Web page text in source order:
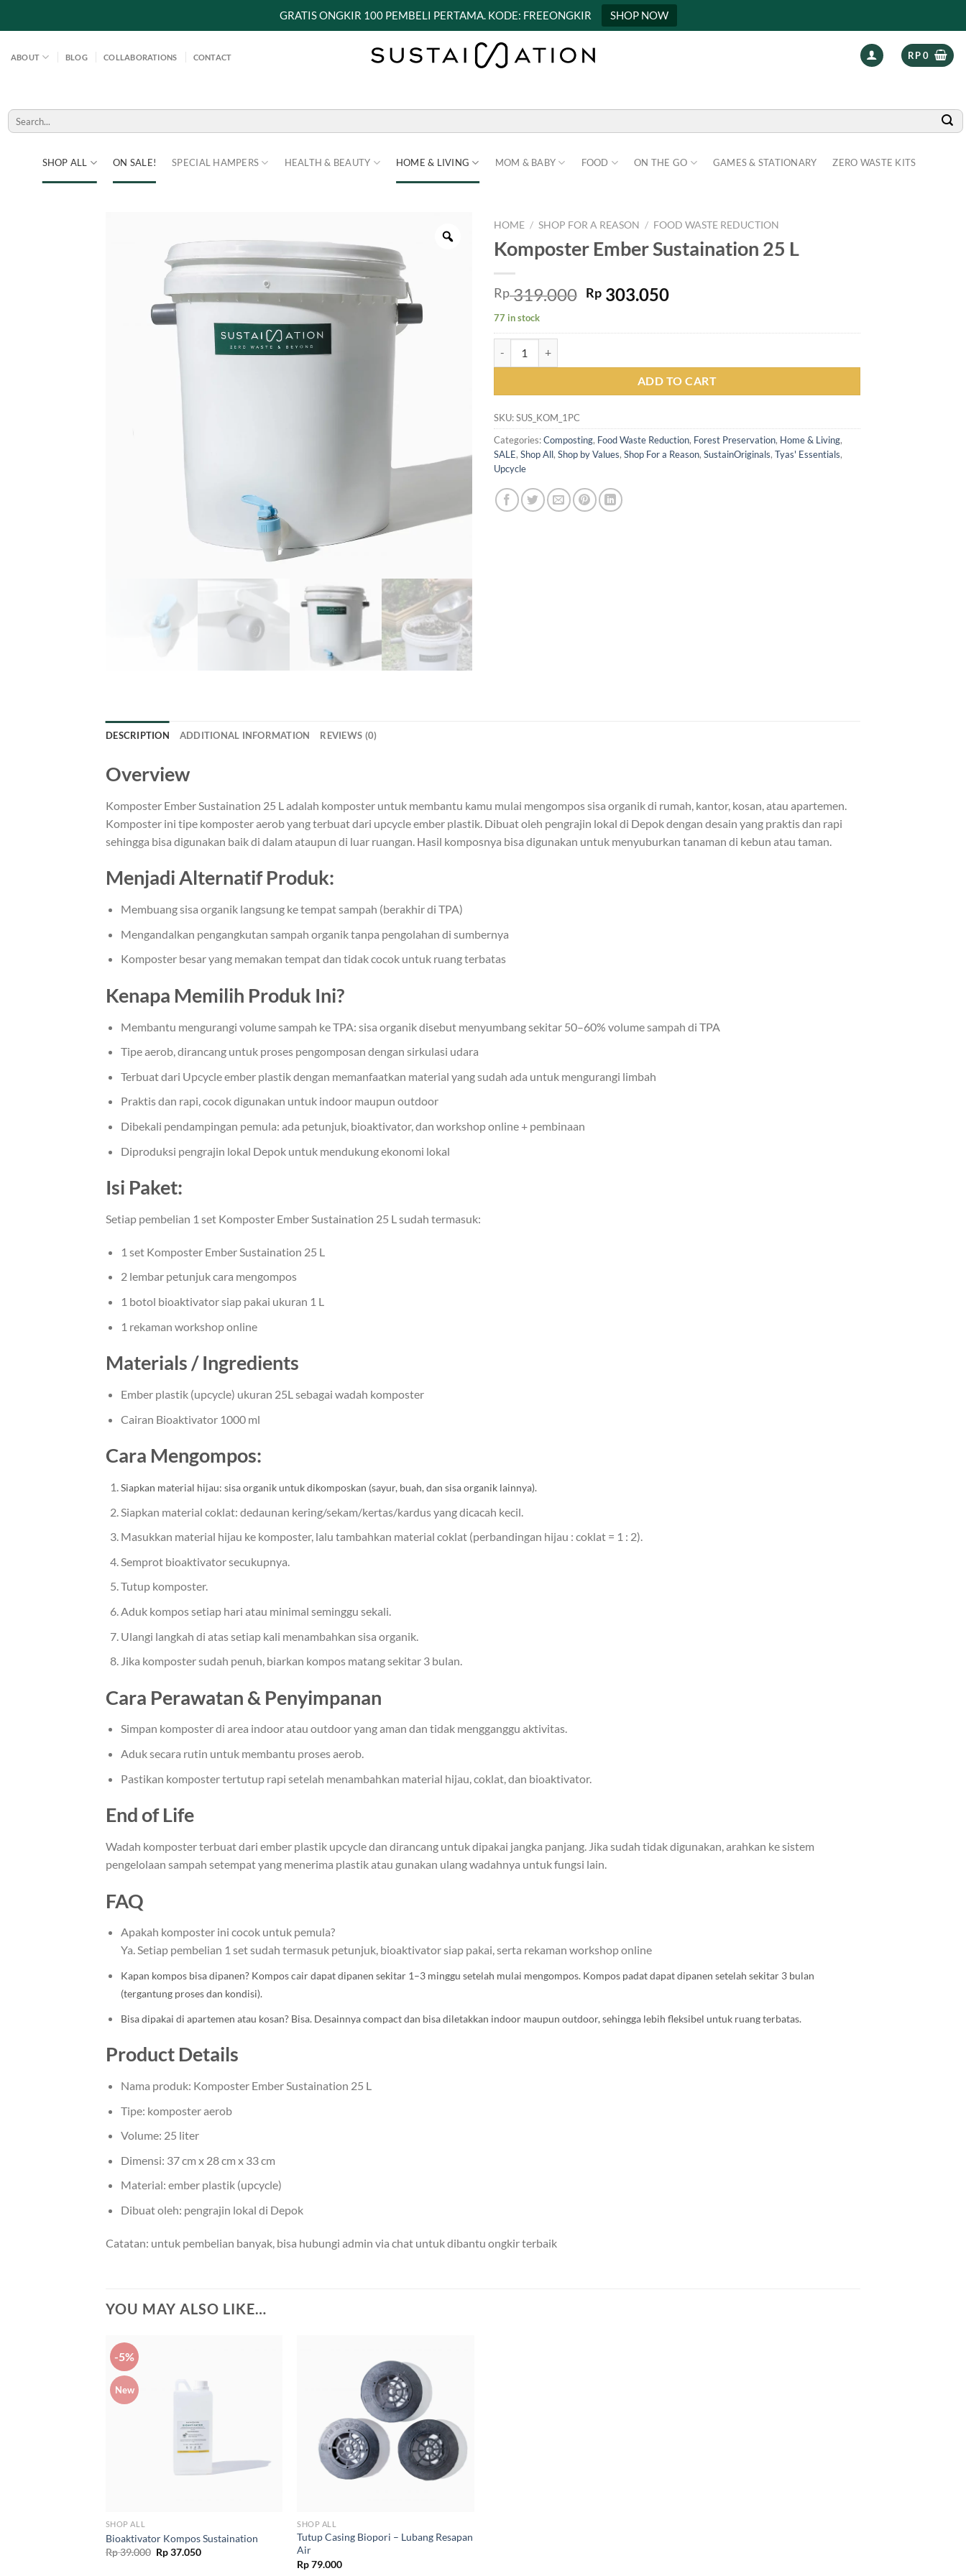
GRATIS ONGKIR 100 PEMBELI PERTAMA. KODE: FREEONGKIR SHOP NOW
ABOUT BLOG COLLABORATIONS CONTACT RP0
SHOP ALL ON SALE! SPECIAL HAMPERS HEALTH & BEAUTY HOME & LIVING MOM & BABY FOOD ON THE GO GAMES & STATIONARY ZERO WASTE KITS
Search
for:
HOME / SHOP FOR A REASON / FOOD WASTE REDUCTION
Komposter Ember Sustaination 25 L
Rp319.000 Original
was:
Rp 303.050Current
is:
77 in stock
ADD TO CART
SKU:SUS_KOM_1PC
Categories:Composting, Food Waste Reduction, Forest Preservation, Home & Living,
SALE, Shop All, Shop by Values, Shop For a Reason, SustainOriginals, Tyas' Essentials,
Upcycle
DESCRIPTION ADDITIONAL INFORMATION REVIEWS (0)
Overview
Komposter Ember Sustaination 25 L adalah komposter untuk membantu kamu mulai mengompos sisa organik di rumah, kantor, kosan, atau apartemen.
Komposter ini tipe komposter aerob yang terbuat dari upcycle ember plastik. Dibuat oleh pengrajin lokal di Depok dengan desain yang praktis dan rapi
sehingga bisa digunakan baik di dalam ataupun di luar ruangan. Hasil komposnya bisa digunakan untuk menyuburkan tanaman di kebun atau taman.
Menjadi Alternatif Produk:
Membuang sisa organik langsung ke tempat sampah (berakhir di TPA)
Mengandalkan pengangkutan sampah organik tanpa pengolahan di sumbernya
Komposter besar yang memakan tempat dan tidak cocok untuk ruang terbatas
Kenapa Memilih Produk Ini?
Membantu mengurangi volume sampah ke TPA: sisa organik disebut menyumbang sekitar 50–60% volume sampah di TPA
Tipe aerob, dirancang untuk proses pengomposan dengan sirkulasi udara
Terbuat dari Upcycle ember plastik dengan memanfaatkan material yang sudah ada untuk mengurangi limbah
Praktis dan rapi, cocok digunakan untuk indoor maupun outdoor
Dibekali pendampingan pemula: ada petunjuk, bioaktivator, dan workshop online + pembinaan
Diproduksi pengrajin lokal Depok untuk mendukung ekonomi lokal
Isi Paket:
Setiap pembelian 1 set Komposter Ember Sustaination 25 L sudah termasuk:
1 set Komposter Ember Sustaination 25 L
2 lembar petunjuk cara mengompos
1 botol bioaktivator siap pakai ukuran 1 L
1 rekaman workshop online
Materials / Ingredients
Ember plastik (upcycle) ukuran 25L sebagai wadah komposter
Cairan Bioaktivator 1000 ml
Cara Mengompos:
Siapkan material hijau: sisa organik untuk dikomposkan (sayur, buah, dan sisa organik lainnya).
Siapkan material coklat: dedaunan kering/sekam/kertas/kardus yang dicacah kecil.
Masukkan material hijau ke komposter, lalu tambahkan material coklat (perbandingan hijau : coklat = 1 : 2).
Semprot bioaktivator secukupnya.
Tutup komposter.
Aduk kompos setiap hari atau minimal seminggu sekali.
Ulangi langkah di atas setiap kali menambahkan sisa organik.
Jika komposter sudah penuh, biarkan kompos matang sekitar 3 bulan.
Cara Perawatan & Penyimpanan
Simpan komposter di area indoor atau outdoor yang aman dan tidak mengganggu aktivitas.
Aduk secara rutin untuk membantu proses aerob.
Pastikan komposter tertutup rapi setelah menambahkan material hijau, coklat, dan bioaktivator.
End of Life
Wadah komposter terbuat dari ember plastik upcycle dan dirancang untuk dipakai jangka panjang. Jika sudah tidak digunakan, arahkan ke sistem
pengelolaan sampah setempat yang menerima plastik atau gunakan ulang wadahnya untuk fungsi lain.
FAQ
Apakah komposter ini cocok untuk pemula?
Ya. Setiap pembelian 1 set sudah termasuk petunjuk, bioaktivator siap pakai, serta rekaman workshop online
Kapan kompos bisa dipanen? Kompos cair dapat dipanen sekitar 1–3 minggu setelah mulai mengompos. Kompos padat dapat dipanen setelah sekitar 3 bulan
(tergantung proses dan kondisi).
Bisa dipakai di apartemen atau kosan? Bisa. Desainnya compact dan bisa diletakkan indoor maupun outdoor, sehingga lebih fleksibel untuk ruang terbatas.
Product Details
Nama produk: Komposter Ember Sustaination 25 L
Tipe: komposter aerob
Volume: 25 liter
Dimensi: 37 cm x 28 cm x 33 cm
Material: ember plastik (upcycle)
Dibuat oleh: pengrajin lokal di Depok
Catatan: untuk pembelian banyak, bisa hubungi admin via chat untuk dibantu ongkir terbaik
YOU MAY ALSO LIKE…
-5%
New
SHOP ALL
Bioaktivator Kompos Sustaination
Rp39.000 Original
price
Rp37.050Current
SHOP ALL
Tutup Casing Biopori – Lubang Resapan
Air
Rp79.000